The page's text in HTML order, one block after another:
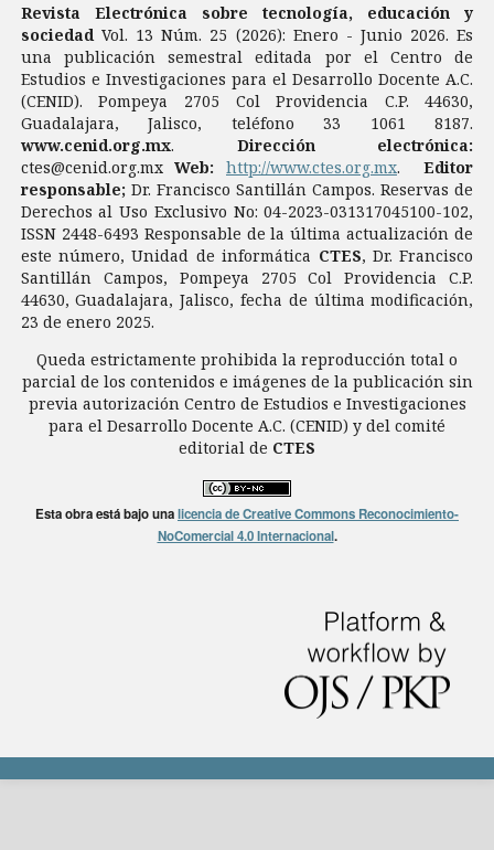
Revista Electrónica sobre tecnología, educación y
sociedad Vol. 13 Núm. 25 (2026): Enero - Junio 2026. Es
una publicación semestral editada por el Centro de
Estudios e Investigaciones para el Desarrollo Docente A.C.
(CENID). Pompeya 2705 Col Providencia C.P. 44630,
Guadalajara, Jalisco, teléfono 33 1061 8187.
www.cenid.org.mx. Dirección electrónica:
ctes@cenid.org.mxWeb: http://www.ctes.org.mx. Editor
responsable; Dr. Francisco Santillán Campos. Reservas de
Derechos al Uso Exclusivo No: 04-2023-031317045100-102,
ISSN 2448-6493 Responsable de la última actualización de
este número, Unidad de informática CTES, Dr. Francisco
Santillán Campos, Pompeya 2705 Col Providencia C.P.
44630, Guadalajara, Jalisco, fecha de última modificación,
23 de enero 2025.
Queda estrictamente prohibida la reproducción total o
parcial de los contenidos e imágenes de la publicación sin
previa autorización Centro de Estudios e Investigaciones
para el Desarrollo Docente A.C. (CENID) y del comité
editorial de CTES
Esta obra está bajo unalicencia de Creative Commons Reconocimiento-
NoComercial 4.0 Internacional.